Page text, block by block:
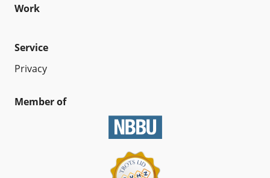
Work
Service
Privacy
Member of